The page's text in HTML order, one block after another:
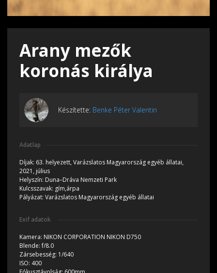
Arany mezők
koronás királya
Készítette: Benke Péter Valentin
Adatlap
Díjak: 63. helyezett, Varázslatos Magyarország egyéb állatai,
2021, július
Helyszín: Duna–Dráva Nemzeti Park
Kulcsszavak: gím,árpa
Pályázat: Varázslatos Magyarország egyéb állatai
Exif adatok
Kamera: NIKON CORPORATION NIKON D750
Blende:f/8.0
Zársebesség: 1/640
ISO: 400